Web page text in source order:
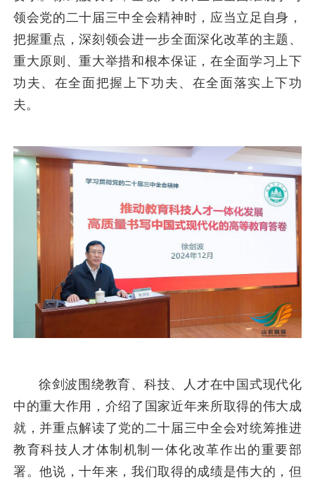
领会党的二十届三中全会精神时，应当立足自身，
把握重点，深刻领会进一步全面深化改革的主题、
重大原则、重大举措和根本保证，在全面学习上下
功夫、在全面把握上下功夫、在全面落实上下功
夫。
徐剑波围绕教育、科技、人才在中国式现代化
中的重大作用，介绍了国家近年来所取得的伟大成
就，并重点解读了党的二十届三中全会对统筹推进
教育科技人才体制机制一体化改革作出的重要部
署。他说，十年来，我们取得的成绩是伟大的，但